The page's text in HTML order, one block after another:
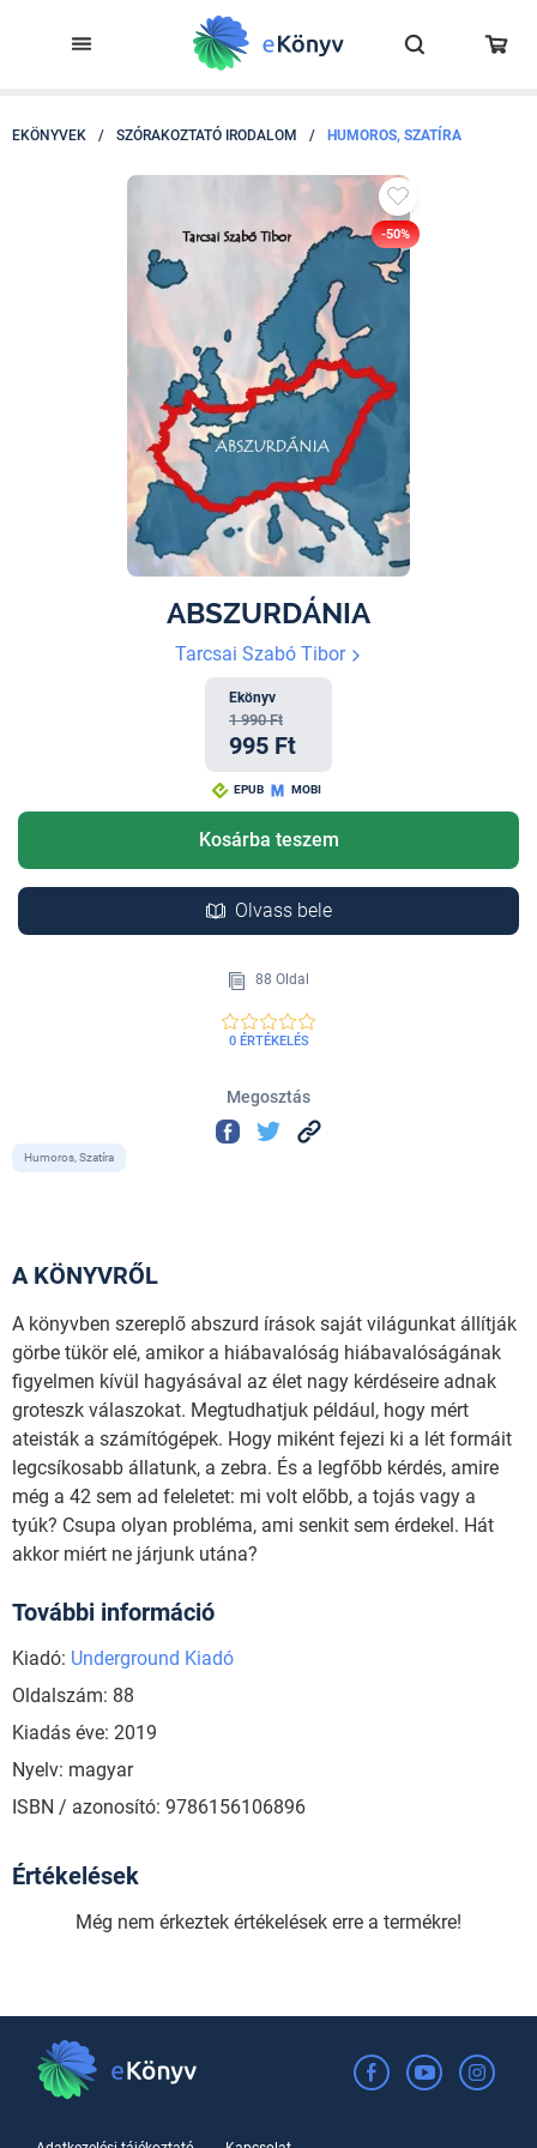
EKÖNYVEK / SZÓRAKOZTATÓ IRODALOM / HUMOROS, SZATÍRA
-50%
ABSZURDÁNIA
Tarcsai Szabó Tibor
Ekönyv
1 990 Ft
995 Ft
EPUB MOBI
Kosárba teszem
Olvass bele
88 Oldal
0 ÉRTÉKELÉS
Megosztás
Humoros, Szatíra
A KÖNYVRŐL
A könyvben szereplő abszurd írások saját világunkat állítják
görbe tükör elé, amikor a hiábavalóság hiábavalóságának
figyelmen kívül hagyásával az élet nagy kérdéseire adnak
groteszk válaszokat. Megtudhatjuk például, hogy mért
ateisták a számítógépek. Hogy miként fejezi ki a lét formáit
legcsíkosabb állatunk, a zebra. És a legfőbb kérdés, amire
még a 42 sem ad feleletet: mi volt előbb, a tojás vagy a
tyúk? Csupa olyan probléma, ami senkit sem érdekel. Hát
akkor miért ne járjunk utána?
További információ
Kiadó: Underground Kiadó
Oldalszám: 88
Kiadás éve: 2019
Nyelv: magyar
ISBN / azonosító: 9786156106896
Értékelések
Még nem érkeztek értékelések erre a termékre!